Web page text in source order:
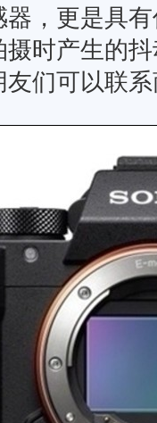
，更是具
时产生的
们可以联